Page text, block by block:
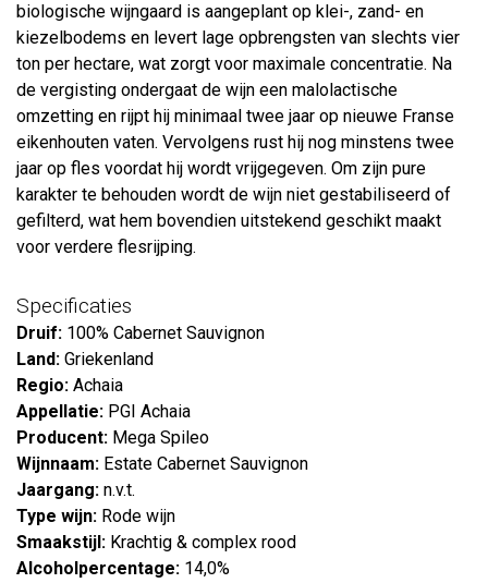
biologische wijngaard is aangeplant op klei-, zand- en
kiezelbodems en levert lage opbrengsten van slechts vier
ton per hectare, wat zorgt voor maximale concentratie. Na
de vergisting ondergaat de wijn een malolactische
omzetting en rijpt hij minimaal twee jaar op nieuwe Franse
eikenhouten vaten. Vervolgens rust hij nog minstens twee
jaar op fles voordat hij wordt vrijgegeven. Om zijn pure
karakter te behouden wordt de wijn niet gestabiliseerd of
gefilterd, wat hem bovendien uitstekend geschikt maakt
voor verdere flesrijping.
Specificaties
Druif: 100% Cabernet Sauvignon
Land: Griekenland
Regio: Achaia
Appellatie: PGI Achaia
Producent: Mega Spileo
Wijnnaam: Estate Cabernet Sauvignon
Jaargang: n.v.t.
Type wijn: Rode wijn
Smaakstijl: Krachtig & complex rood
Alcoholpercentage: 14,0%